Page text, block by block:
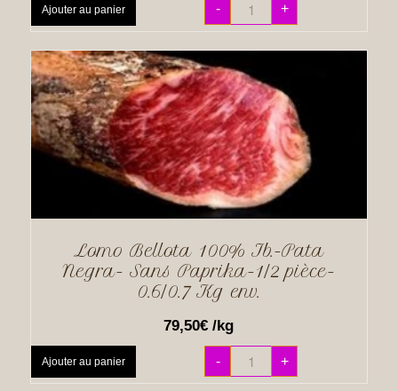
- +
Ajouter au panier
Lomo Bellota 100% Ib.-Pata
Negra- Sans Paprika-1/2 pièce-
0.6/0.7 Kg env.
79,50€ /kg
- +
Ajouter au panier